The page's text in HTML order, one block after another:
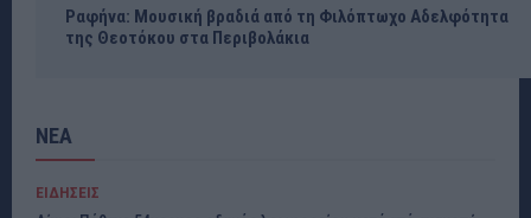
Ραφήνα: Μουσική βραδιά από τη Φιλόπτωχο Αδελφότητα
της Θεοτόκου στα Περιβολάκια
ΝΕΑ
ΕΙΔΗΣΕΙΣ